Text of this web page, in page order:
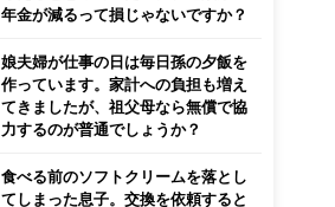
年金が減るって損じゃないですか？
娘夫婦が仕事の日は毎日孫の夕飯を
作っています。家計への負担も増え
てきましたが、祖父母なら無償で協
力するのが普通でしょうか？
食べる前のソフトクリームを落とし
てしまった息子。交換を依頼すると